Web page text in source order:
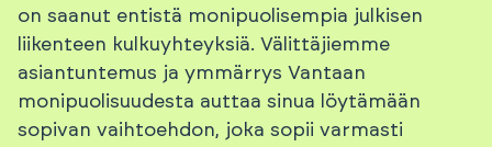
on saanut entistä monipuolisempia julkisen
liikenteen kulkuyhteyksiä. Välittäjiemme
asiantuntemus ja ymmärrys Vantaan
monipuolisuudesta auttaa sinua löytämään
sopivan vaihtoehdon, joka sopii varmasti